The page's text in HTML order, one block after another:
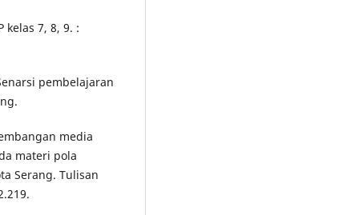
kelas 7, 8, 9. :
pembelajaran
media
materi pola
Serang. Tulisan